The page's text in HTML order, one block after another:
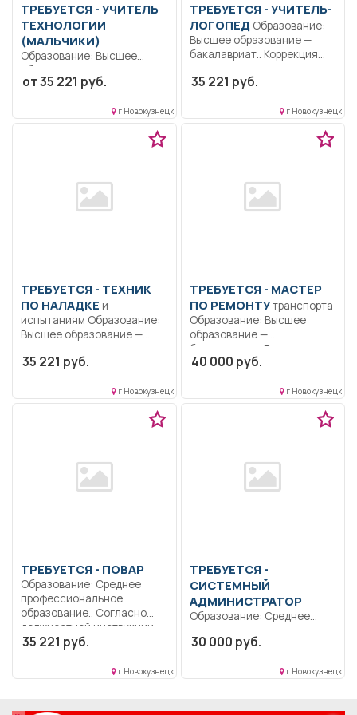
ТРЕБУЕТСЯ - УЧИТЕЛЬ
ТЕХНОЛОГИИ
(МАЛЬЧИКИ)
Образование: Высшее
образование —
бакалавриат..
компетенций и...
от 35 221 руб.
г Новокузнецк
ТРЕБУЕТСЯ - УЧИТЕЛЬ-
ЛОГОПЕДОбразование:
Высшее образование —
бакалавриат.. Коррекция
35 221 руб.
г Новокузнецк
ТРЕБУЕТСЯ - ТЕХНИК
ПО НАЛАДКЕ и
испытаниям Образование:
Высшее образование —
магистратура.. Принятие
35 221 руб.
г Новокузнецк
ТРЕБУЕТСЯ - МАСТЕР
ПО РЕМОНТУтранспорта
Образование: Высшее
образование —
бакалавриат.. Ремонт
атомобилей.. Полный
40 000 руб.
г Новокузнецк
ТРЕБУЕТСЯ - ПОВАР
Образование: Среднее
профессиональное
образование.. Согласно
должностной инструкции..
Сменная работа..
35 221 руб.
г Новокузнецк
ТРЕБУЕТСЯ -
СИСТЕМНЫЙ
АДМИНИСТРАТОР
Образование: Среднее
образование..
социальных сетей и сайта...
30 000 руб.
г Новокузнецк